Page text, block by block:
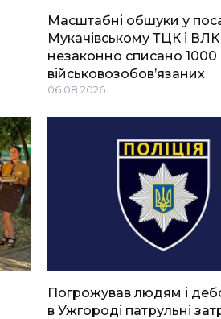
Масштабні обшуки у
Мукачівському ТЦК і ВЛК
незаконно списано 1000
військовозобов’язаних
06.08.2026
Погрожував людям і
в Ужгороді патрульні